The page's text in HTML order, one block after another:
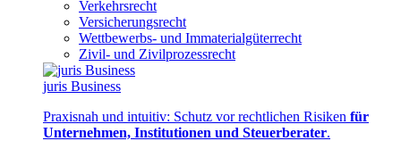
Verkehrsrecht
Versicherungsrecht
Wettbewerbs- und Immaterialgüterrecht
Zivil- und Zivilprozessrecht
juris Business
Praxisnah und intuitiv: Schutz vor rechtlichen Risiken für
Unternehmen, Institutionen und Steuerberater.